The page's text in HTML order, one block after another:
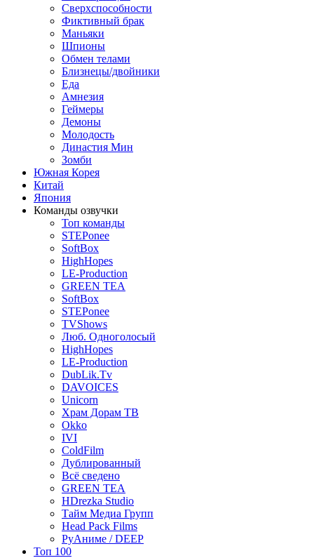
Сверхспособности
Фиктивный брак
Маньяки
Шпионы
Обмен телами
Близнецы/двойники
Еда
Амнезия
Геймеры
Демоны
Молодость
Династия Мин
Зомби
Южная Корея
Китай
Япония
Команды озвучки
Топ команды
STEPonee
SoftBox
HighHopes
LE-Production
GREEN TEA
SoftBox
STEPonee
TVShows
Люб. Одноголосый
HighHopes
LE-Production
DubLik.Tv
DAVOICES
Unicorn
Храм Дорам ТВ
Okko
IVI
ColdFilm
Дублированный
Всё сведено
GREEN TEA
HDrezka Studio
Тайм Медиа Групп
Head Pack Films
РуАниме / DEEP
Топ 100